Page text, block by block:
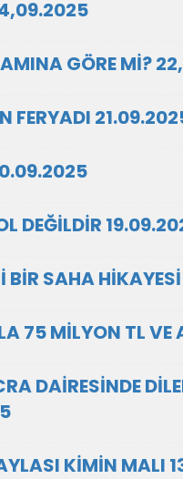
GÖRE Mİ?
FERYADI
DEĞİLDİR
BİR SAHA
75 MİLYON TL VE
DAİRESİNDE
KİMİN MALI